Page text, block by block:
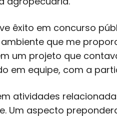
êxito em concurso
que me
um projeto que
em equipe, com a
atividades
Um aspecto